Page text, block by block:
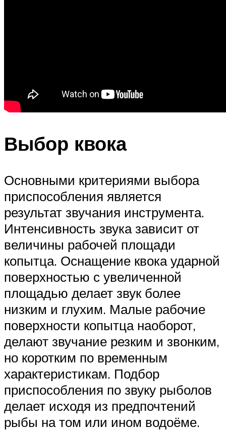
Выбор квока
Основными критериями выбора
приспособления является
результат звучания инструмента.
Интенсивность звука зависит от
величины рабочей площади
копытца. Оснащение квока ударной
поверхностью с увеличенной
площадью делает звук более
низким и глухим. Малые рабочие
поверхности копытца наоборот,
делают звучание резким и звонким,
но коротким по временным
характеристикам. Подбор
приспособления по звуку рыболов
делает исходя из предпочтений
рыбы на том или ином водоёме.